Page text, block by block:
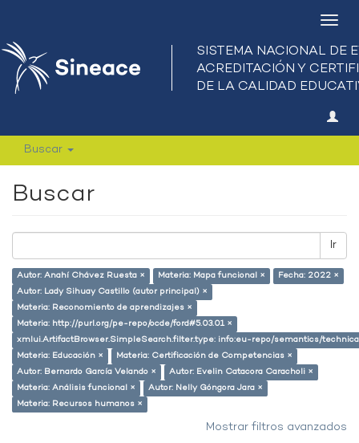
Buscar
Buscar
Ir
Autor: Anahí Chávez Ruesta × Materia: Mapa funcional ×
Fecha: 2022 ×
Autor: Lady Sihuay Castillo (autor principal) ×
Materia: Reconomiento de aprendizajes ×
Materia: http://purl.org/pe-repo/ocde/ford#5.03.01 ×
xmlui.ArtifactBrowser.SimpleSearch.filter.type: info:eu-repo/semantics/
Materia: Educación ×
Materia: Certificación de Competencias ×
Autor: Bernardo García Velando ×
Autor: Evelin Catacora Caracholi ×
Materia: Análisis funcional ×
Autor: Nelly Góngora Jara ×
Materia: Recursos humanos ×
Mostrar filtros avanzados